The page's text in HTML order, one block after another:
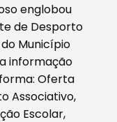
englobou
de Desporto
Município
a informação
Oferta
Associativo,
Escolar,